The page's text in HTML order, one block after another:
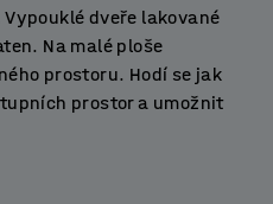
dveře lakované
Na malé ploše
prostoru. Hodí se jak
prostor a umožnit
Přihrádka ve